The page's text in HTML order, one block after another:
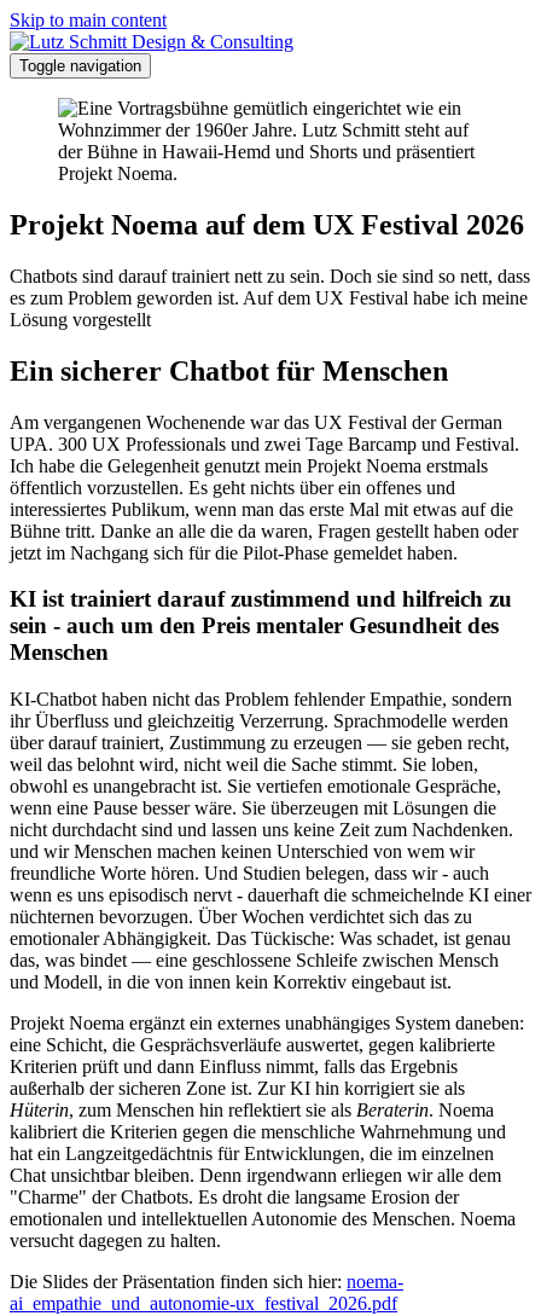
Skip to main content
Toggle navigation
Projekt Noema auf dem UX Festival 2026
Chatbots sind darauf trainiert nett zu sein. Doch sie sind so nett, dass
es zum Problem geworden ist. Auf dem UX Festival habe ich meine
Lösung vorgestellt
Ein sicherer Chatbot für Menschen
Am vergangenen Wochenende war das UX Festival der German
UPA. 300 UX Professionals und zwei Tage Barcamp und Festival.
Ich habe die Gelegenheit genutzt mein Projekt Noema erstmals
öffentlich vorzustellen. Es geht nichts über ein offenes und
interessiertes Publikum, wenn man das erste Mal mit etwas auf die
Bühne tritt. Danke an alle die da waren, Fragen gestellt haben oder
jetzt im Nachgang sich für die Pilot-Phase gemeldet haben.
KI ist trainiert darauf zustimmend und hilfreich zu
sein - auch um den Preis mentaler Gesundheit des
Menschen
KI-Chatbot haben nicht das Problem fehlender Empathie, sondern
ihr Überfluss und gleichzeitig Verzerrung. Sprachmodelle werden
über darauf trainiert, Zustimmung zu erzeugen — sie geben recht,
weil das belohnt wird, nicht weil die Sache stimmt. Sie loben,
obwohl es unangebracht ist. Sie vertiefen emotionale Gespräche,
wenn eine Pause besser wäre. Sie überzeugen mit Lösungen die
nicht durchdacht sind und lassen uns keine Zeit zum Nachdenken.
und wir Menschen machen keinen Unterschied von wem wir
freundliche Worte hören. Und Studien belegen, dass wir - auch
wenn es uns episodisch nervt - dauerhaft die schmeichelnde KI einer
nüchternen bevorzugen. Über Wochen verdichtet sich das zu
emotionaler Abhängigkeit. Das Tückische: Was schadet, ist genau
das, was bindet — eine geschlossene Schleife zwischen Mensch
und Modell, in die von innen kein Korrektiv eingebaut ist.
Projekt Noema ergänzt ein externes unabhängiges System daneben:
eine Schicht, die Gesprächsverläufe auswertet, gegen kalibrierte
Kriterien prüft und dann Einfluss nimmt, falls das Ergebnis
außerhalb der sicheren Zone ist. Zur KI hin korrigiert sie als
Hüterin, zum Menschen hin reflektiert sie als Beraterin. Noema
kalibriert die Kriterien gegen die menschliche Wahrnehmung und
hat ein Langzeitgedächtnis für Entwicklungen, die im einzelnen
Chat unsichtbar bleiben. Denn irgendwann erliegen wir alle dem
"Charme" der Chatbots. Es droht die langsame Erosion der
emotionalen und intellektuellen Autonomie des Menschen. Noema
versucht dagegen zu halten.
Die Slides der Präsentation finden sich hier: noema-
ai_empathie_und_autonomie-ux_festival_2026.pdf